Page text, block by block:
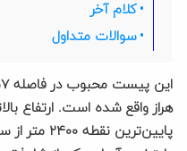
کلام آخر
سوالات متداول
پایین‌ترین